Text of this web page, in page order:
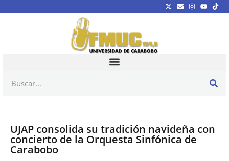
UJAP consolida su tradición navideña con
concierto de la Orquesta Sinfónica de
Carabobo